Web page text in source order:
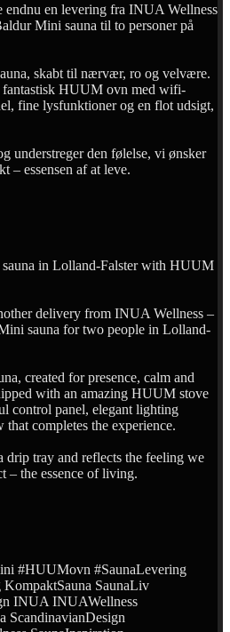
endnu en levering fra INUA Wellness
Mini sauna til to personer på
skabt til nærvær, ro og velvære.
fantastisk HUUM ovn med wifi-
fine lysfunktioner og en flot udsigt,
understreger den følelse, vi ønsker
– essensen af at leve.
in Lolland-Falster with HUUM
delivery from INUA Wellness –
sauna for two people in Lolland-
created for presence, calm and
with an amazing HUUM stove
control panel, elegant lighting
completes the experience.
drip tray and reflects the feeling we
– the essence of living.
#HUUMovn #SaunaLevering
SaunaLiv
INUA INUAWellness
ScandinavianDesign